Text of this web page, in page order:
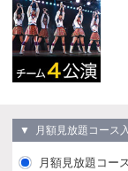
▼ 月額見放題コース
月額見放題コー